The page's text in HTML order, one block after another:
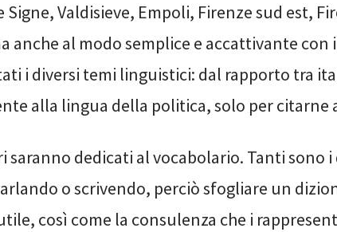
Signe, Valdisieve, Empoli, Firenze sud est,
anche al modo semplice e accattivante con
i diversi temi linguistici: dal rapporto tra
alla lingua della politica, solo per citarne
saranno dedicati al vocabolario. Tanti sono i
o scrivendo, perciò sfogliare un
così come la consulenza che i